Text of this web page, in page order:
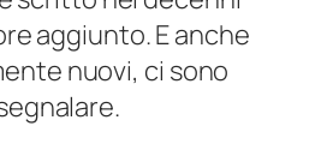
aggiunto. E anche
nuovi, ci sono